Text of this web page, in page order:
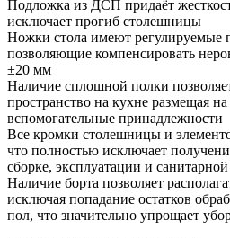
Подложка из ДСП придаёт
исключает прогиб столешницы
Ножки стола имеют регулируемые
позволяющие компенсировать
±20 мм
Наличие сплошной полки
пространство на кухне размещая
вспомогательные принадлежности
Все кромки столешницы и
что полностью исключает
сборке, эксплуатации и санитарной
Наличие борта позволяет
исключая попадание остатков
пол, что значительно упрощает